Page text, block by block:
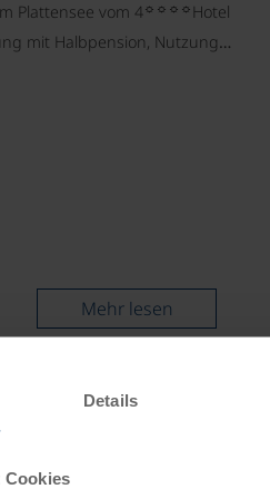
Details
Cookies
Plattensee vom 4☼☼☼☼Hotel
mit Halbpension, Nutzung…
Mehr lesen